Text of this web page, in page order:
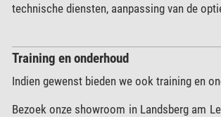
technische diensten, aanpassing van de
Training en onderhoud
Indien gewenst bieden we ook training en
Bezoek onze showroom in Landsberg am